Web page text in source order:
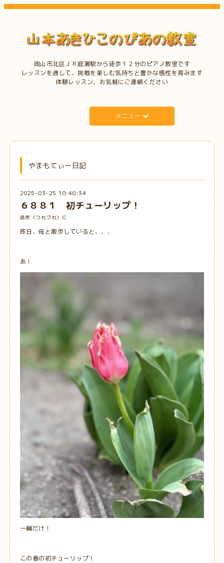
岡山市北区ＪＲ庭瀬駅から徒歩１２分のピアノ教室です
レッスンを通して、挑戦を楽しむ気持ちと豊かな感性を育みます
体験レッスン、お気軽にご連絡ください
メニュー
やまもてぃー日記
2025-03-25 10:40:34
６８８１ 初チューリップ！
徒然（つれづれ）に
昨日、母と散歩していると、、、
あ！
一輪だけ！
この春の初チューリップ！